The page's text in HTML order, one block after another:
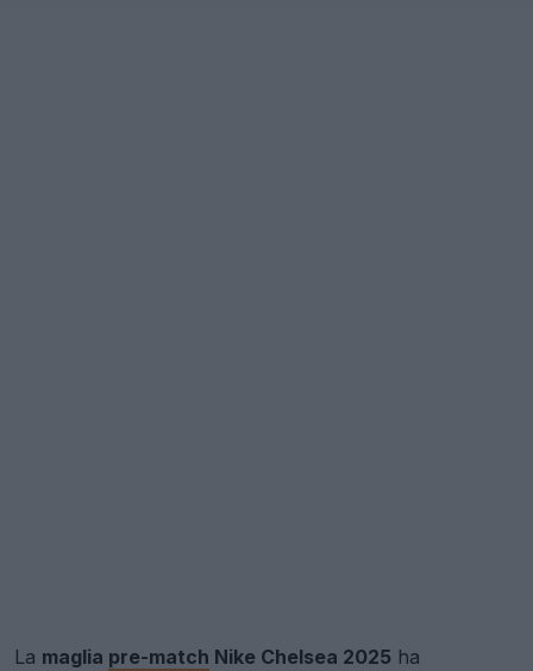
La maglia pre-match Nike Chelsea 2025 ha